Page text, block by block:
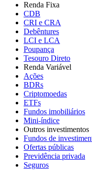
Renda Fixa
CDB
CRI e CRA
Debêntures
LCI e LCA
Poupança
Tesouro Direto
Renda Variável
Ações
BDRs
Criptomoedas
ETFs
Fundos imobiliários
Mini-índice
Outros investimentos
Fundos de
Ofertas públicas
Previdência privada
Seguros